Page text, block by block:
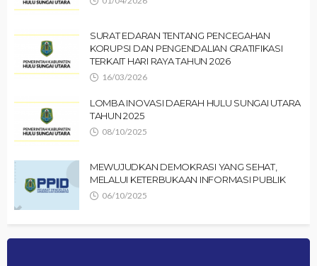
SURAT EDARAN TENTANG PENCEGAHAN
KORUPSI DAN PENGENDALIAN GRATIFIKASI
TERKAIT HARI RAYA TAHUN 2026
16/03/2026
LOMBA INOVASI DAERAH HULU SUNGAI UTARA
TAHUN 2025
08/10/2025
MEWUJUDKAN DEMOKRASI YANG SEHAT,
MELALUI KETERBUKAAN INFORMASI PUBLIK
06/10/2025